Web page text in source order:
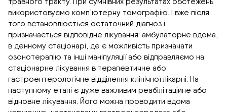
використовуємо комп’ютерну томографію. І вже після
того встановлюється остаточний діагноз і
призначається відповідне лікування: амбулаторне вдома,
в денному стаціонарі, де є можливість призначати
озонотерапію та інші маніпуляції або відправляємо на
стаціонарне лікування в терапевтичне або
гастроентерологічне відділення клінічної лікарні. На
наступному етапі є дуже важливим реабілітаційне або
відновне лікування. Його можна проводити вдома